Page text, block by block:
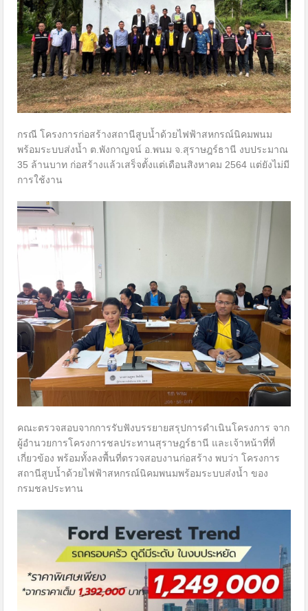
กรณี โครงการก่อสร้างสถานีสูบน้ำด้วยไฟฟ้าสหกรณ์นิคมพนม
พร้อมระบบส่งน้ำ ต.พังกาญจน์ อ.พนม จ.สุราษฎร์ธานี งบประมาณ
35 ล้านบาท ก่อสร้างแล้วเสร็จตั้งแต่เดือนสิงหาคม 2564 แต่ยังไม่มี
การใช้งาน
คณะตรวจสอบจากการรับฟังบรรยายสรุปการดำเนินโครงการ จาก
ผู้อำนวยการโครงการชลประทานสุราษฎร์ธานี และเจ้าหน้าที่ที่
เกี่ยวข้อง พร้อมทั้งลงพื้นที่ตรวจสอบงานก่อสร้าง พบว่า โครงการ
สถานีสูบน้ำด้วยไฟฟ้าสหกรณ์นิคมพนมพร้อมระบบส่งน้ำ ของ
กรมชลประทาน